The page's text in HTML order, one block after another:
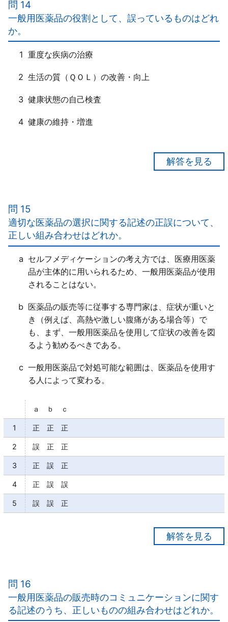
ｃ×
適切な保管・陳列が「なされたとしても」、経時変化
による品質の劣化は「避けられない」。
ｄ×
表示されている「使用期限」は、未開封状態で保管さ
れた場合に品質が保持される期限であり、「いったん
ない場合がある」。
問 14
一般用医薬品の役割として、誤っているものはどれ
か。
1 重度な疾病の治療
2 生活の質（ＱＯＬ）の改善・向上
3 健康状態の自己検査
4 健康の維持・増進
【一般用医薬品の役割】は以下の６つ
(1)軽度な疾病に伴う症状の改善
(2)生活習慣病等の疾病に伴う症状発現の予防（科学
的・合理的に効果が期待できるものに限る）
(3)生活の質（ＱＯＬ）の改善・向上
(4)健康状態の自己検査
(5)健康の維持・増進
(6)その他保健衛生
問 15
適切な医薬品の選択に関する記述の正誤について、
正しい組み合わせはどれか。
a セルフメディケーションの考え方では、医療用医薬
品が主体的に用いられるため、一般用医薬品が使用
されることはない。
b 医薬品の販売等に従事する専門家は、症状が重いと
き（例えば、高熱や激しい腹痛がある場合等）で
も、まず、一般用医薬品を使用して症状の改善を図
るよう勧めるべきである。
c 一般用医薬品で対処可能な範囲は、医薬品を使用す
る人によって変わる。
ａ ｂ ｃ
1 正 正 正
2 誤 正 正
3 正 誤 正
4 正 誤 誤
5 誤 誤 正
セルフメディケーションの考え方では、「一般用医薬
品」が主体的に用いられる。
ｂ×
症状が重いとき（例：高熱や激しい腹痛がある場合、
問 16
一般用医薬品の販売時のコミュニケーションに関す
る記述のうち、正しいものの組み合わせはどれか。